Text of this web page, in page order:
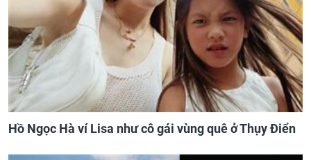
Hồ Ngọc Hà ví Lisa như cô gái vùng quê ở Thụy Điển